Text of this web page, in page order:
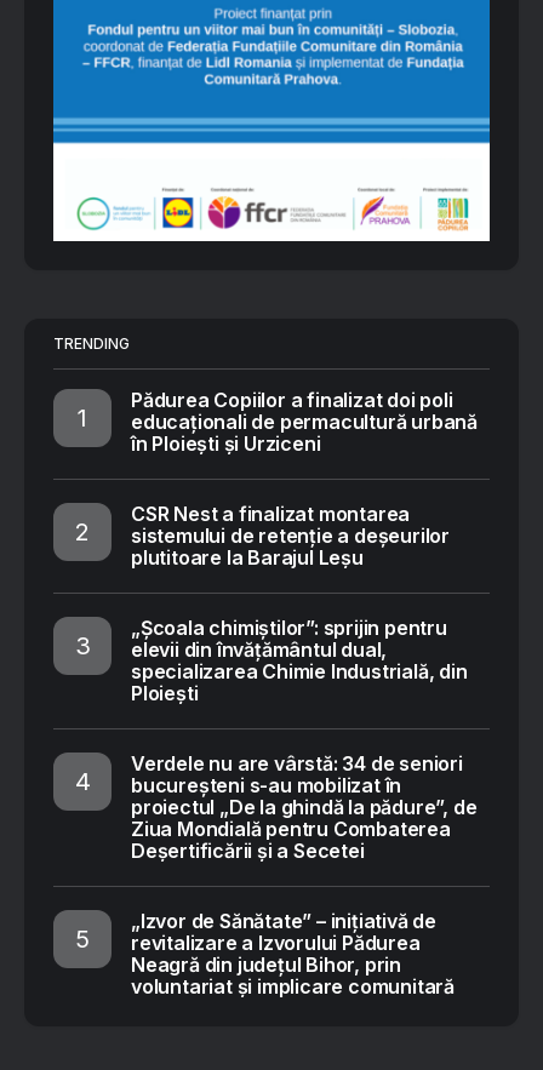
TRENDING
Pădurea Copiilor a finalizat doi poli
educaționali de permacultură urbană
în Ploiești și Urziceni
CSR Nest a finalizat montarea
sistemului de retenție a deșeurilor
plutitoare la Barajul Leșu
„Școala chimiștilor”: sprijin pentru
elevii din învățământul dual,
specializarea Chimie Industrială, din
Ploiești
Verdele nu are vârstă: 34 de seniori
bucureșteni s-au mobilizat în
proiectul „De la ghindă la pădure”, de
Ziua Mondială pentru Combaterea
Deșertificării și a Secetei
„Izvor de Sănătate” – inițiativă de
revitalizare a Izvorului Pădurea
Neagră din județul Bihor, prin
voluntariat și implicare comunitară